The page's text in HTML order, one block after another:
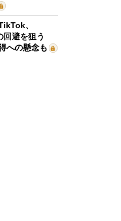
、
回避を狙う
への懸念も